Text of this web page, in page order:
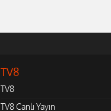
TV8
TV8
TV8 Canlı Yayın